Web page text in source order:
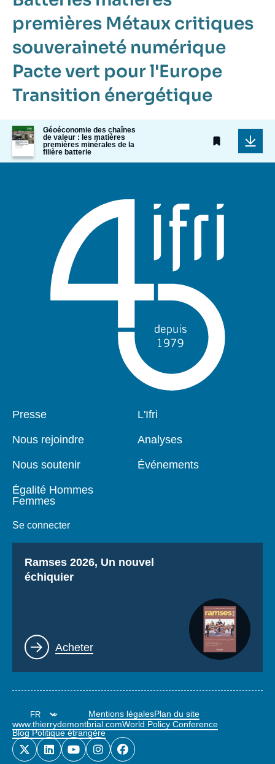
premières Métaux critiques
souveraineté numérique
Pacte vert pour l'Europe
Transition énergétique
Image
de
couverture
de
Géoéconomie des chaînes
de valeur : les matières
premières minérales de la
filière batterie
Pied
Presse
Nous rejoindre
Nous soutenir
Égalité Hommes
Femmes
Se connecter
Navigation
L'Ifri
Analyses
Événements
Titre
Ramses 2026, Un nouvel
échiquier
Lien
Acheter
Mentions légalesPlan du site
www.thierrydemontbrial.comWorld Policy Conference
Blog Politique étrangère